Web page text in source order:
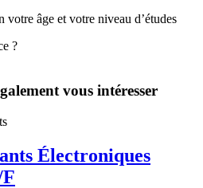
votre âge et votre niveau d’études
?
vous intéresser
Électroniques